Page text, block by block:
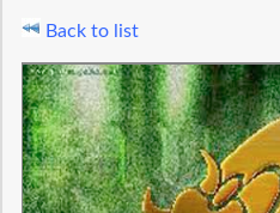
Back to list